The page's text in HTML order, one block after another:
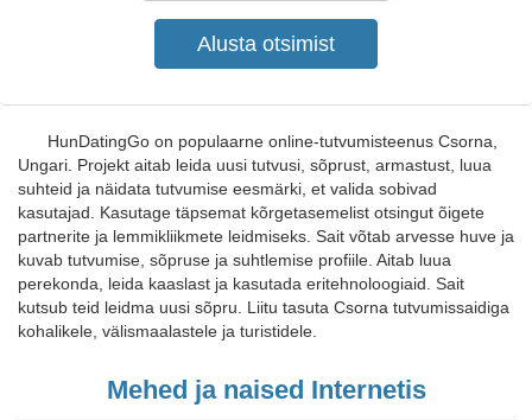
HunDatingGo on populaarne online-tutvumisteenus Csorna,
Ungari. Projekt aitab leida uusi tutvusi, sõprust, armastust, luua
suhteid ja näidata tutvumise eesmärki, et valida sobivad
kasutajad. Kasutage täpsemat kõrgetasemelist otsingut õigete
partnerite ja lemmikliikmete leidmiseks. Sait võtab arvesse huve ja
kuvab tutvumise, sõpruse ja suhtlemise profiile. Aitab luua
perekonda, leida kaaslast ja kasutada eritehnoloogiaid. Sait
kutsub teid leidma uusi sõpru. Liitu tasuta Csorna tutvumissaidiga
kohalikele, välismaalastele ja turistidele.
Mehed ja naised Internetis